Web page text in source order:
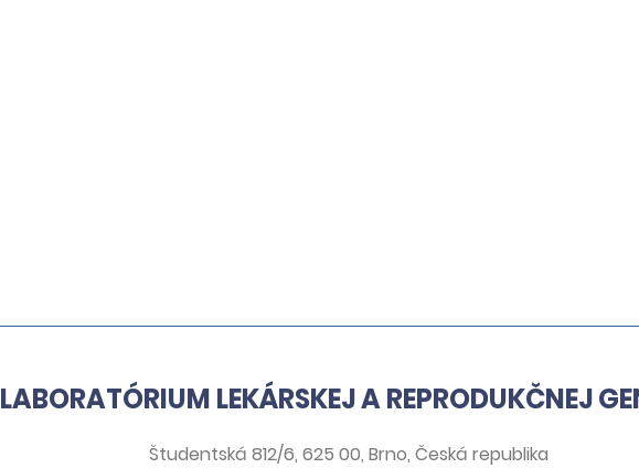
LABORATÓRIUM LEKÁRSKEJ A REPRODUKČNEJ
Študentská 812/6, 625 00, Brno, Česká republika